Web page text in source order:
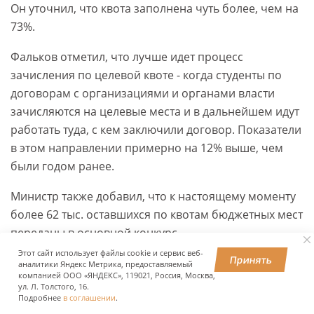
Он уточнил, что квота заполнена чуть более, чем на
73%.
Фальков отметил, что лучше идет процесс
зачисления по целевой квоте - когда студенты по
договорам с организациями и органами власти
зачисляются на целевые места и в дальнейшем идут
работать туда, с кем заключили договор. Показатели
в этом направлении примерно на 12% выше, чем
были годом ранее.
Министр также добавил, что к настоящему моменту
более 62 тыс. оставшихся по квотам бюджетных мест
переданы в основной конкурс.
ПОДЕЛИТЬСЯ
Этот сайт использует файлы cookie и сервис веб-
аналитики Яндекс Метрика, предоставляемый
компанией ООО «ЯНДЕКС», 119021, Россия, Москва,
ул. Л. Толстого, 16.
Подробнее в соглашении.
Принять